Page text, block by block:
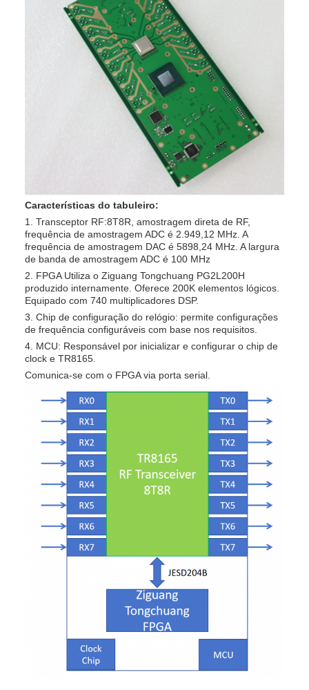
Características do tabuleiro:
1. Transceptor RF‌:8T8R, amostragem direta de RF,
frequência de amostragem ADC é 2.949,12 MHz. A
frequência de amostragem DAC é 5898,24 MHz. A largura
de banda de amostragem ADC é 100 MHz
2. FPGA Utiliza o Ziguang Tongchuang PG2L200H
produzido internamente. Oferece 200K elementos lógicos.
Equipado com 740 multiplicadores DSP.
3. Chip de configuração do relógio‌: permite configurações
de frequência configuráveis ​​com base nos requisitos.
4. ‌MCU‌: Responsável por inicializar e configurar o chip de
clock e TR8165.
Comunica-se com o FPGA via porta serial.